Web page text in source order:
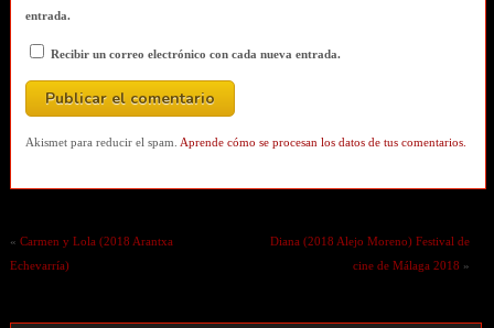
entrada.
Recibir un correo electrónico con cada nueva entrada.
Akismet para reducir el spam. Aprende cómo se procesan los datos de tus comentarios.
« Carmen y Lola (2018 Arantxa
Echevarría)
Diana (2018 Alejo Moreno) Festival de
cine de Málaga 2018 »